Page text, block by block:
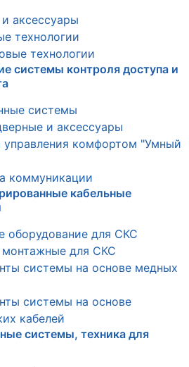
аксессуары
технологии
технологии
системы контроля доступа и
системы
и аксессуары
управления комфортом "Умный
коммуникации
кабельные
оборудование для СКС
монтажные для СКС
системы на основе медных
системы на основе
кабелей
системы, техника для